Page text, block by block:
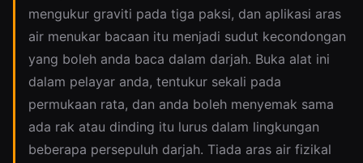
mengukur graviti pada tiga paksi, dan aplikasi aras
air menukar bacaan itu menjadi sudut kecondongan
yang boleh anda baca dalam darjah. Buka alat ini
dalam pelayar anda, tentukur sekali pada
permukaan rata, dan anda boleh menyemak sama
ada rak atau dinding itu lurus dalam lingkungan
beberapa persepuluh darjah. Tiada aras air fizikal